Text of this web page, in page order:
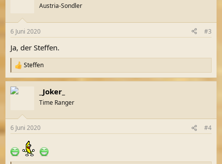
e
:
Austria-Sondler
6 Juni 2020 #3
Ja, der Steffen.
R
e
a
k
e
:
Steffen
_Joker_
Time Ranger
6 Juni 2020 #4